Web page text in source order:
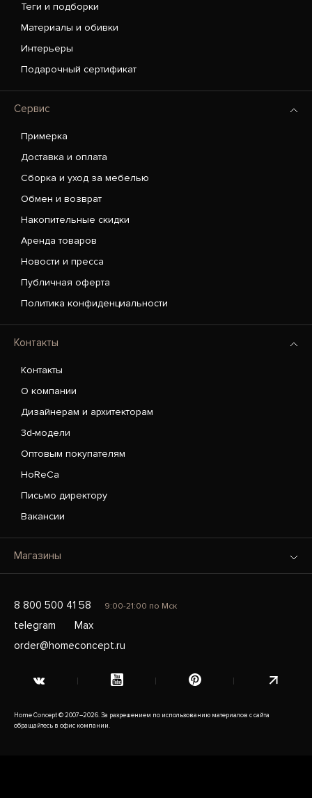
Теги и подборки
Материалы и обивки
Интерьеры
Подарочный сертификат
Сервис
Примерка
Доставка и оплата
Сборка и уход за мебелью
Обмен и возврат
Накопительные скидки
Аренда товаров
Новости и пресса
Публичная оферта
Политика конфиденциальности
Контакты
Контакты
О компании
Дизайнерам и архитекторам
3d-модели
Оптовым покупателям
HoReCa
Письмо директору
Вакансии
Магазины
8 800 500 41 58 9:00-21:00 по Мск
telegram
Max
order@homeconcept.ru
Home Concept © 2007–2026. За разрешением по использованию материалов с сайта
обращайтесь в офис компании.